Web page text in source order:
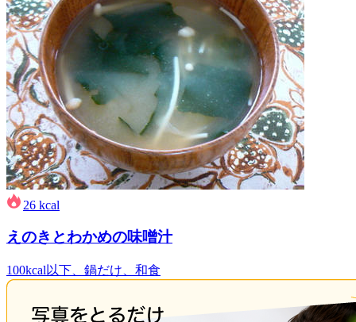
26 kcal
えのきとわかめの味噌汁
100kcal以下、鍋だけ、和食